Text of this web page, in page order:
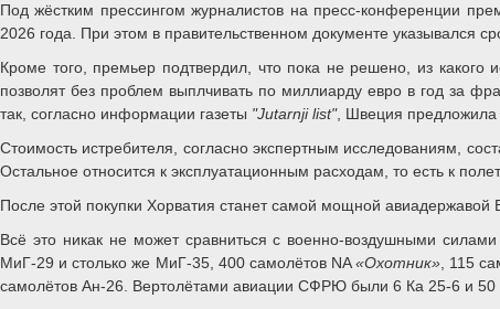
Под жёстким прессингом журналистов на пресс-конференции
2026 года. При этом в правительственном документе указывался
Кроме того, премьер подтвердил, что пока не решено, из какого
позволят без проблем выплчивать по миллиарду евро в год за
так, согласно информации газеты "Jutarnji list", Швеция предложила
Стоимость истребителя, согласно экспертным исследованиям,
Остальное относится к эксплуатационным расходам, то есть к
После этой покупки Хорватия станет самой мощной
Всё это никак не может сравниться с военно-воздушными
МиГ-29 и столько же МиГ-35, 400 самолётов NA«Охотник» , 115
самолётов Ан-26. Вертолётами авиации СФРЮ были 6 Ка 25-6 и 50